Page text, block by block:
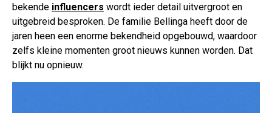
bekende influencers wordt ieder detail uitvergroot en
uitgebreid besproken. De familie Bellinga heeft door de
jaren heen een enorme bekendheid opgebouwd, waardoor
zelfs kleine momenten groot nieuws kunnen worden. Dat
blijkt nu opnieuw.